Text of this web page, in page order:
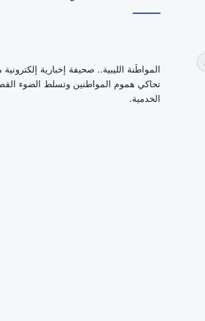
‏المواطَنة الليبية.. صحيفة إخبارية
تحاكي هموم المواطنين وتسلط الضوء
الخدمية.